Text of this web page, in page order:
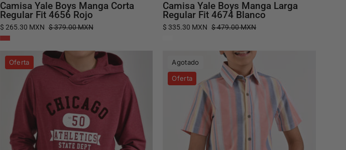
Camisa Yale Boys Manga Corta
Regular Fit 4656 Rojo
$ 265.30 MXN $ 379.00 MXN
Camisa Yale Boys Manga Larga
Regular Fit 4674 Blanco
$ 335.30 MXN $ 479.00 MXN
Sudadera
Yale
Boys
Con
Capucha
Fit
7084
Guinda
Oferta
Camisa
Yale
Boys
Manga
Regular
4660
Agotado
Oferta